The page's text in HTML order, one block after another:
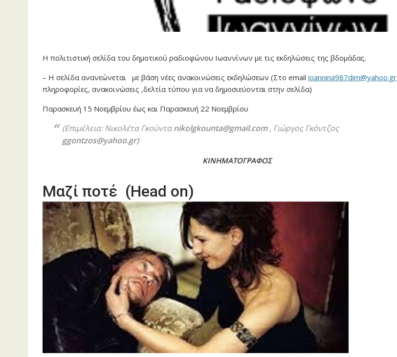
Η πολιτιστική σελίδα του δημοτικού ραδιοφώνου Ιωαννίνων με τις εκδηλώσεις της βδομάδας.
– Η σελίδα ανανεώνεται με βάση νέες ανακοινώσεις εκδηλώσεων (Στο email ioannina987dim@yahoo.gr
πληροφορίες, ανακοινώσεις ,δελτία τύπου για να δημοσιεύονται στην σελίδα)
Παρασκευή 15 Νοεμβρίου έως και Παρασκευή 22 Νοεμβρίου
(Επιμέλεια: Νικολέτα Γκούνταnikolgkounta@gmail.com, Γιώργος Γκόντζος
ggontzos@yahoo.gr)
ΚΙΝΗΜΑΤΟΓΡΑΦΟΣ
Μαζί ποτέ (Head on)